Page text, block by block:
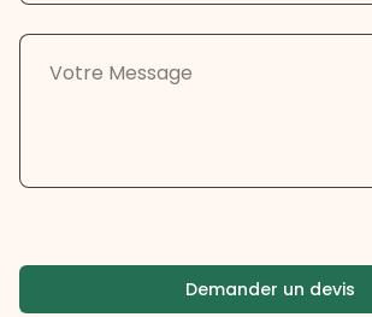
Demander un devis